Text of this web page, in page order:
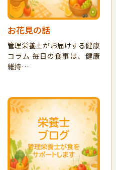
お花見の話
管理栄養士がお届けする健康
コラム 毎日の食事は、健康
維持…